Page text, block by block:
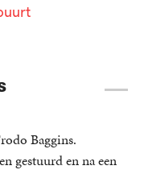
Baggins.
gestuurd en na een